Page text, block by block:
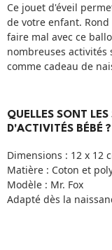
Ce jouet d'éveil
de votre enfant.
faire mal avec ce
nombreuses activités
comme cadeau de
QUELLES SONT
D'ACTIVITÉS BÉBÉ ?
Dimensions : 12 x 12
Matière : Coton et
Modèle : Mr. Fox
Adapté dès la